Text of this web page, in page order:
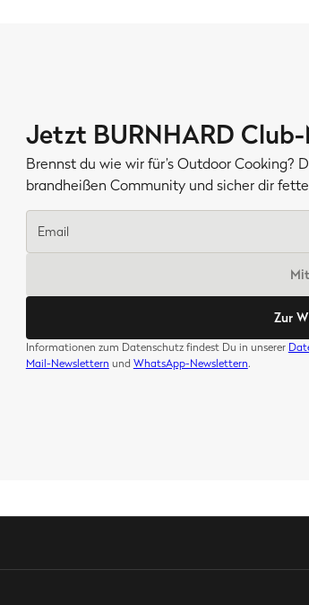
Jetzt BURNHARD
Brennst du wie wir für’s Outdoor Cooking?
brandheißen Community und sicher dir
Zur
Informationen zum Datenschutz findest Du in unserer
Mail-Newslettern und WhatsApp-Newslettern.